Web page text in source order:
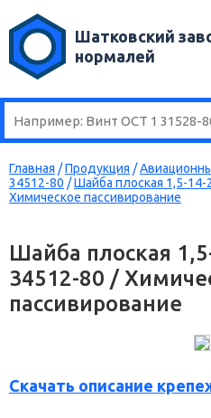
Шатковский
нормалей
Главная /Продукция /
34512-80 /Шайба плоская 1,5-
Химическое пассивирование
Шайба плоская
34512-80 /
пассивирование
Скачать описание